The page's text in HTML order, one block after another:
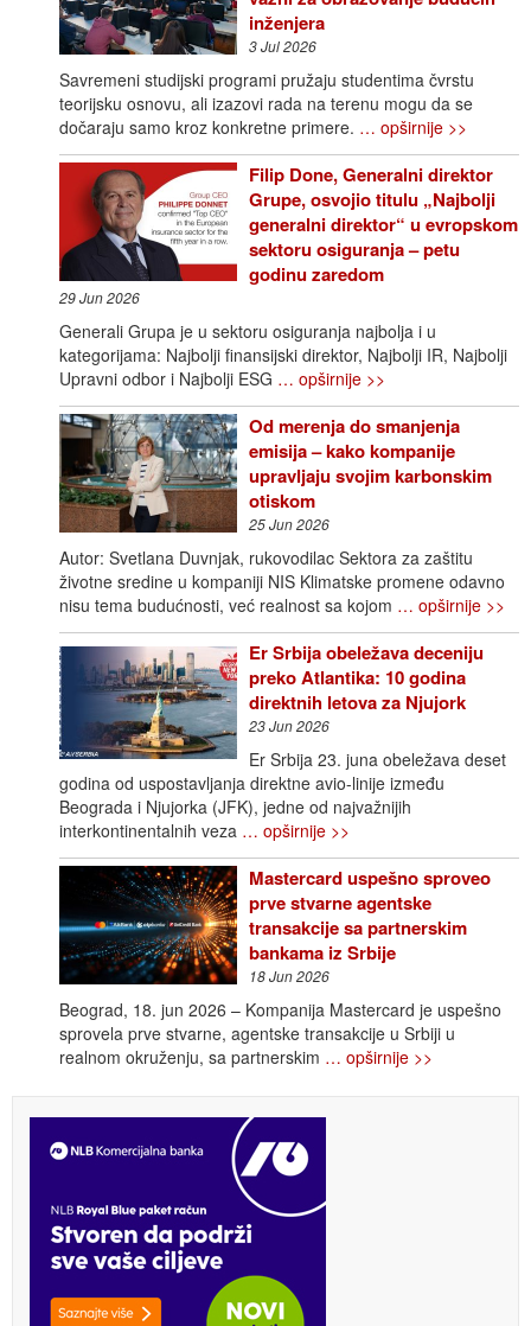
inženjera
3 Jul 2026
Savremeni studijski programi pružaju studentima čvrstu
teorijsku osnovu, ali izazovi rada na terenu mogu da se
dočaraju samo kroz konkretne primere. … opširnije >>
Filip Done, Generalni direktor
Grupe, osvojio titulu „Najbolji
generalni direktor“ u evropskom
sektoru osiguranja – petu
godinu zaredom
29 Jun 2026
Generali Grupa je u sektoru osiguranja najbolja i u
kategorijama: Najbolji finansijski direktor, Najbolji IR, Najbolji
Upravni odbor i Najbolji ESG … opširnije >>
Od merenja do smanjenja
emisija – kako kompanije
upravljaju svojim karbonskim
otiskom
25 Jun 2026
Autor: Svetlana Duvnjak, rukovodilac Sektora za zaštitu
životne sredine u kompaniji NIS Klimatske promene odavno
nisu tema budućnosti, već realnost sa kojom … opširnije >>
Er Srbija obeležava deceniju
preko Atlantika: 10 godina
direktnih letova za Njujork
23 Jun 2026
Er Srbija 23. juna obeležava deset
godina od uspostavljanja direktne avio-linije između
Beograda i Njujorka (JFK), jedne od najvažnijih
interkontinentalnih veza … opširnije >>
Mastercard uspešno sproveo
prve stvarne agentske
transakcije sa partnerskim
bankama iz Srbije
18 Jun 2026
Beograd, 18. jun 2026 – Kompanija Mastercard je uspešno
sprovela prve stvarne, agentske transakcije u Srbiji u
realnom okruženju, sa partnerskim … opširnije >>